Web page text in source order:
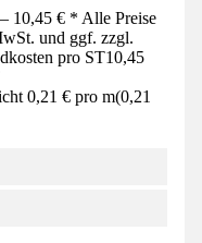
10,45 € * Alle Preise
und ggf. zzgl.
pro ST10,45
0,21 € pro m(0,21